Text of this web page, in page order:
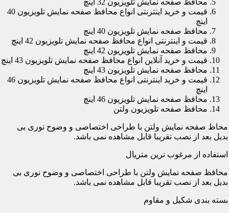
محافظ صفحه نمایش تلویزیون 32 اینچ
قیمت و خرید اینترنتی انواع محافظ صفحه نمایش تلویزیون 40
اینچ
محافظ صفحه نمایش تلویزیون 40 اینچ
قیمت و اینترنتی انواع محافظ صفحه نمایش تلویزیون 42 اینچ
محافظ صفحه نمایش تلویزیون 42 اینچ
قیمت و خرید آنلاین انواع محافظ صفحه نمایش تلویزیون 43 اینچ
محافظ صفحه نمایش تلویزیون 43 اینچ
قیمت و خرید اینترنتی انواع محافظ صفحه نمایش تلویزیون 46
اینچ
محافظ صفحه نمایش تلویزیون 46 اینچ
محافظ صفحه تلویزیون ولتن
محاظ صفحه نمایش ولتن با طراحی اختصاصی و وضوح نوری بی
بدیل بعد از نصب تقریبا قابل مشاهده نمی باشد.
استفاده از مرغوب ترین متریال
محافظ صفحه نمایش ولتن با طراحی اختصاصی و وضوح نوری بی
بدیل بعد از نصب تقریبا قابل مشاهده نمی باشد.
بسته بندی شکیل و مقاوم